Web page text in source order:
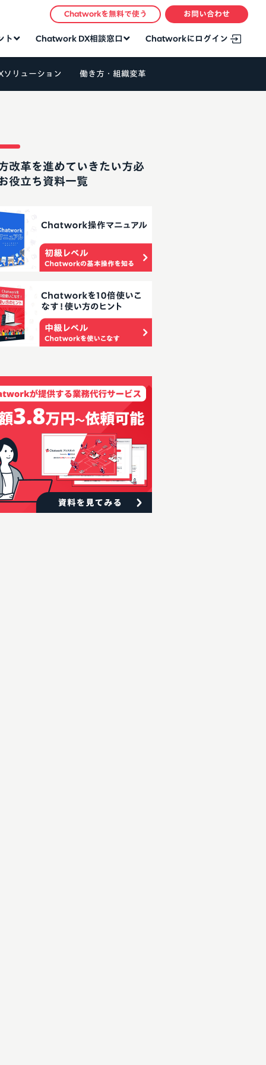
ト Chatwork DX相談窓口 Chatworkにログイン
Chatworkを無料で使う お問い合わせ
ソリューション 働き方・組織変革
改革を進めていきたい方必
役立ち資料一覧